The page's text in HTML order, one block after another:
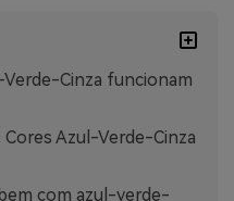
Cinza funcionam
Cores Azul-Verde-Cinza
com azul-verde-